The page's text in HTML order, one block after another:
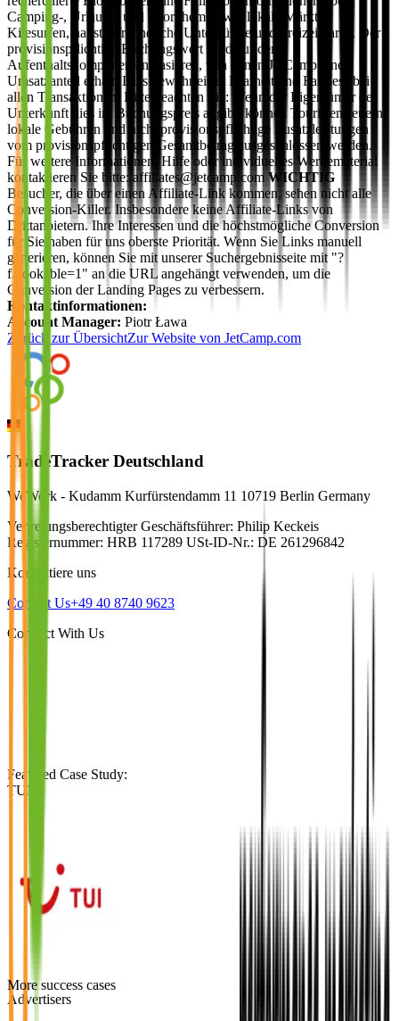
Camping-, Urlaubs- und Sportthemen wie lokale Märkte,
Kitesurfen, haustierfreundliche Unterkünfte und Freizeitparks. Der
provisionspflichtige Buchungswert wird auf den
Aufenthaltskomponenten basieren, von denen JetCamp einen
Umsatzanteil erhält. Dies gewährleistet Klarheit und Fairness bei
allen Transaktionen. Bitte beachten Sie: Wenn der Eigentümer der
Unterkunft dies im Buchungspreis angibt, können Touristensteuern,
lokale Gebühren und nicht provisionspflichtige Zusatzleistungen
vom provisionspflichtigen Gesamtbetrag ausgeschlossen werden.
Für weitere Informationen, Hilfe oder individuelles Werbematerial
kontaktieren Sie bitte: affiliates@jetcamp.com WICHTIG
Besucher, die über einen Affiliate-Link kommen, sehen nicht alle
Conversion-Killer. Insbesondere keine Affiliate-Links von
Drittanbietern. Ihre Interessen und die höchstmögliche Conversion
für Sie haben für uns oberste Priorität. Wenn Sie Links manuell
generieren, können Sie mit unserer Suchergebnisseite mit "?
f.bookable=1" an die URL angehängt verwenden, um die
Conversion der Landing Pages zu verbessern.
Kontaktinformationen:
Account Manager: Piotr Ława
Zurück zur ÜbersichtZur Website von JetCamp.com
TradeTracker Deutschland
WeWork - Kudamm Kurfürstendamm 11 10719 Berlin Germany
Vertretungsberechtigter Geschäftsführer: Philip Keckeis
Registernummer: HRB 117289 USt-ID-Nr.: DE 261296842
Kontaktiere uns
Contact Us+49 40 8740 9623
Connect With Us
Featured Case Study:
TUI
More success cases
Advertisers